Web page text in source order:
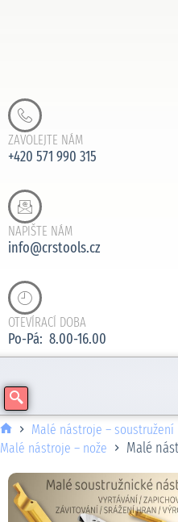
ZAVOLEJTE NÁM
+420 571 990 315
NAPIŠTE NÁM
info@crstools.cz
OTEVÍRACÍ DOBA
Po-Pá: 8.00-16.00
Malé nástroje – soustružení
Malé nástroje – nože
Malé